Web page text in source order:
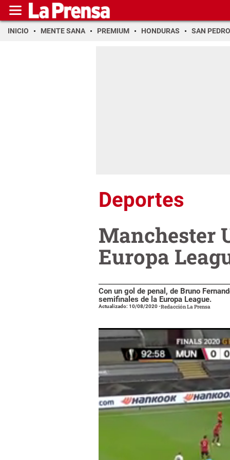
INICIO MENTE SANA PREMIUM HONDURAS SAN PEDRO
Deportes
Manchester
Europa
Con un gol de penal, de Bruno
semifinales de la Europa League.
Actualizado: 10/08/2020-Redacción La Prensa